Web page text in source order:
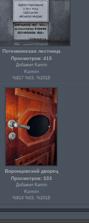
Потемкинская лестница
Просмотров: 415
Добавил Kamin
Kamin
%817 %03, %2018
Воронцовский дворец
Просмотров: 333
Добавил Kamin
Kamin
%814 %03, %2018